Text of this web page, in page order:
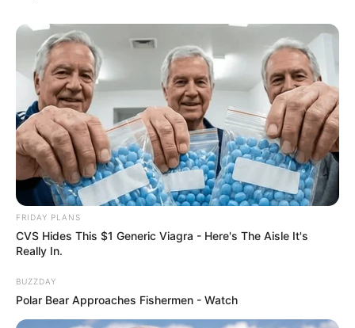
FRIDAY PLANS
CVS Hides This $1 Generic Viagra - Here's The Aisle It's
Really In.
BUZZDAY
Polar Bear Approaches Fishermen - Watch